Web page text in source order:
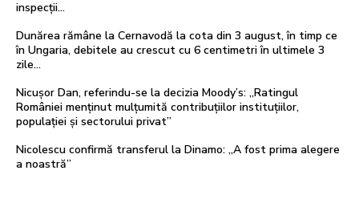
inspecții…
Dunărea rămâne la Cernavodă la cota din 3 august, în timp ce
în Ungaria, debitele au crescut cu 6 centimetri în ultimele 3
zile...
Nicușor Dan, referindu-se la decizia Moody’s: „Ratingul
României menținut mulțumită contribuțiilor instituțiilor,
populației și sectorului privat”
Nicolescu confirmă transferul la Dinamo: „A fost prima alegere
a noastră”